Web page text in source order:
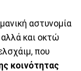
αστυνομία
και οκτώ
που
κοινότητας